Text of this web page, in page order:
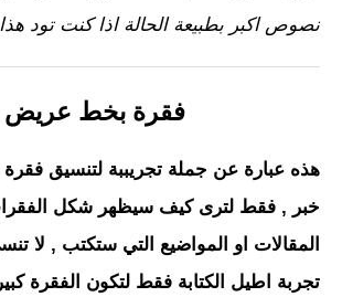
نصوص اكبر بطبيعة الحالة اذا كنت تود
فقرة بخط عريض
هذه عبارة عن جملة تجريببة لتنسيق فقرة
خبر , فقط لترى كيف سيظهر شكل الفقرات
المقالات او المواضيع التي ستكتب , لا
تجربة اطيل الكتابة فقط لتكون الفقرة